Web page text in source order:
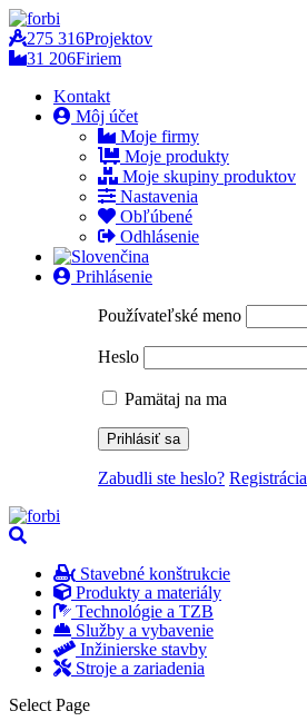
275 316Projektov
31 206Firiem
Kontakt
Môj účet
Moje firmy
Moje produkty
Moje skupiny produktov
Nastavenia
Obľúbené
Odhlásenie
Prihlásenie
Používateľské meno
Heslo
Pamätaj na ma
Zabudli ste heslo? Registrácia
Stavebné konštrukcie
Produkty a materiály
Technológie a TZB
Služby a vybavenie
Inžinierske stavby
Stroje a zariadenia
Select Page